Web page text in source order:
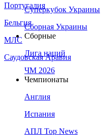
Португалия
Бельгия
МЛС
Саудовская Аравия
Суперкубок Украины
Сборная Украины
Сборные
Лига наций
ЧМ 2026
Чемпионаты
Англия
Испания
АПЛ Top News